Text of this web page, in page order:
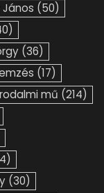
János (50)
(36)
(17)
mű (214)
(30)